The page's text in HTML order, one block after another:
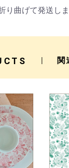
り曲げて発送し
関